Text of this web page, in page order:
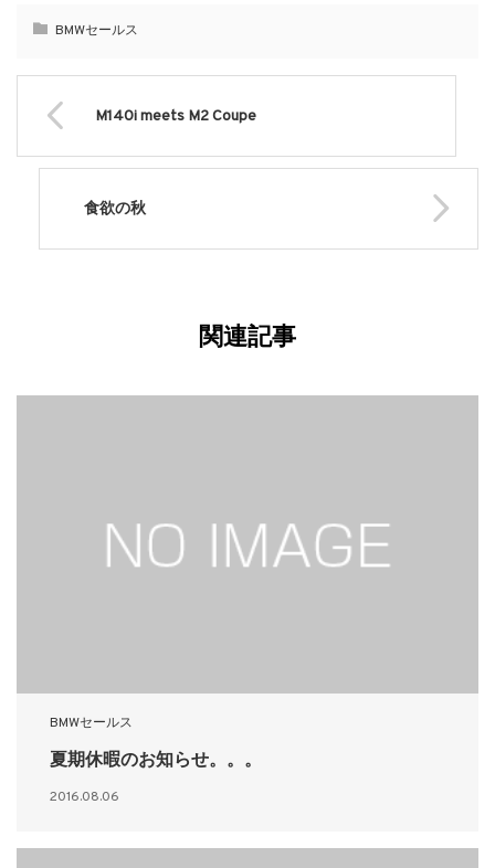
BMWセールス
M140i meets M2 Coupe
食欲の秋
関連記事
BMWセールス
夏期休暇のお知らせ。。。
2016.08.06